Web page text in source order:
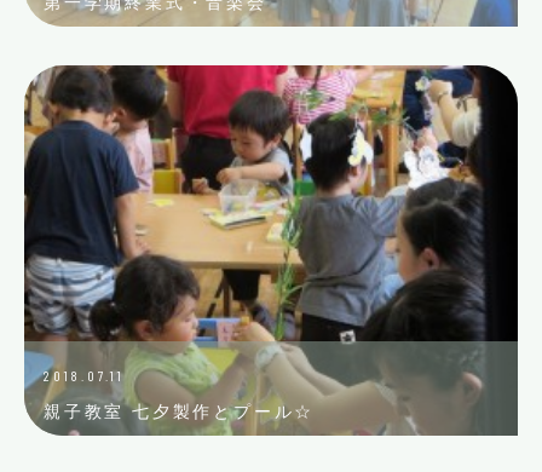
2018.07.11
親子教室 七夕製作とプール☆